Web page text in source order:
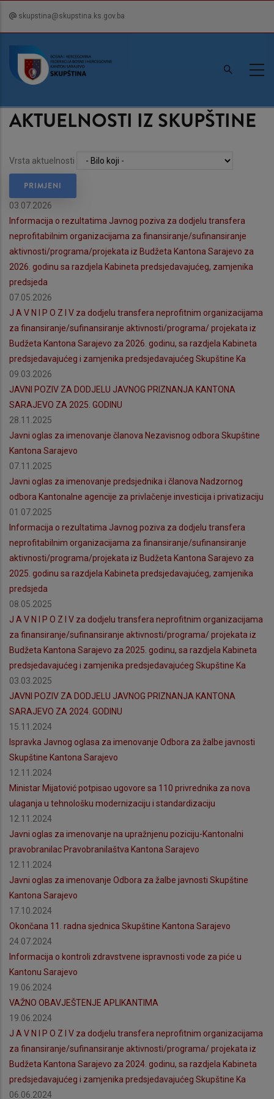
content
skupstina@skupstina.ks.gov.ba
AKTUELNOSTI IZ SKUPŠTINE
Vrsta aktuelnosti
03.07.2026
Informacija o rezultatima Javnog poziva za dodjelu transfera
neprofitabilnim organizacijama za finansiranje/sufinansiranje
aktivnosti/programa/projekata iz Budžeta Kantona Sarajevo za
2026. godinu sa razdjela Kabineta predsjedavajućeg, zamjenika
predsjeda
07.05.2026
J A V N I P O Z I V za dodjelu transfera neprofitnim organizacijama
za finansiranje/sufinansiranje aktivnosti/programa/ projekata iz
Budžeta Kantona Sarajevo za 2026. godinu, sa razdjela Kabineta
predsjedavajućeg i zamjenika predsjedavajućeg Skupštine Ka
09.03.2026
JAVNI POZIV ZA DODJELU JAVNOG PRIZNANJA KANTONA
SARAJEVO ZA 2025. GODINU
28.11.2025
Javni oglas za imenovanje članova Nezavisnog odbora Skupštine
Kantona Sarajevo
07.11.2025
Javni oglas za imenovanje predsjednika i članova Nadzornog
odbora Kantonalne agencije za privlačenje investicija i privatizaciju
01.07.2025
Informacija o rezultatima Javnog poziva za dodjelu transfera
neprofitabilnim organizacijama za finansiranje/sufinansiranje
aktivnosti/programa/projekata iz Budžeta Kantona Sarajevo za
2025. godinu sa razdjela Kabineta predsjedavajućeg, zamjenika
predsjeda
08.05.2025
J A V N I P O Z I V za dodjelu transfera neprofitnim organizacijama
za finansiranje/sufinansiranje aktivnosti/programa/ projekata iz
Budžeta Kantona Sarajevo za 2025. godinu, sa razdjela Kabineta
predsjedavajućeg i zamjenika predsjedavajućeg Skupštine Ka
03.03.2025
JAVNI POZIV ZA DODJELU JAVNOG PRIZNANJA KANTONA
SARAJEVO ZA 2024. GODINU
15.11.2024
Ispravka Javnog oglasa za imenovanje Odbora za žalbe javnosti
Skupštine Kantona Sarajevo
12.11.2024
Ministar Mijatović potpisao ugovore sa 110 privrednika za nova
ulaganja u tehnološku modernizaciju i standardizaciju
12.11.2024
Javni oglas za imenovanje na upražnjenu poziciju-Kantonalni
pravobranilac Pravobranilaštva Kantona Sarajevo
12.11.2024
Javni oglas za imenovanje Odbora za žalbe javnosti Skupštine
Kantona Sarajevo
17.10.2024
Okončana 11. radna sjednica Skupštine Kantona Sarajevo
24.07.2024
Informacija o kontroli zdravstvene ispravnosti vode za piće u
Kantonu Sarajevo
19.06.2024
VAŽNO OBAVJEŠTENJE APLIKANTIMA
19.06.2024
J A V N I P O Z I V za dodjelu transfera neprofitnim organizacijama
za finansiranje/sufinansiranje aktivnosti/programa/ projekata iz
Budžeta Kantona Sarajevo za 2024. godinu, sa razdjela Kabineta
predsjedavajućeg i zamjenika predsjedavajućeg Skupštine Ka
06.06.2024